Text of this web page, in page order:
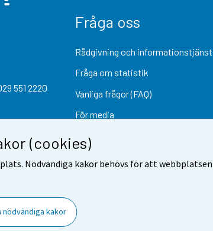
(cookies)
Nödvändiga kakor behövs för att
nödvändiga kakor
551 2220
Fråga oss
Rådgivning och informationstjänst
Fråga om statistik
Vanliga frågor (FAQ)
För media
Respons